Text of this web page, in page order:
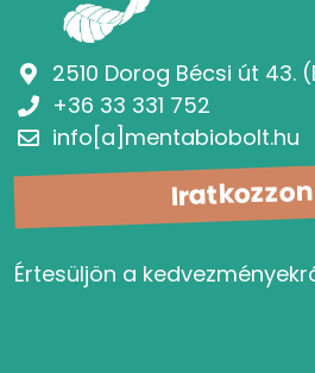
Értesüljön a
2510 Dorog Bécsi út 43.
+36 33 331 752
info[a]mentabiobolt.hu